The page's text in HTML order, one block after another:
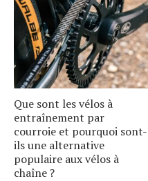
Que sont les vélos à
entraînement par
courroie et pourquoi sont-
ils une alternative
populaire aux vélos à
chaîne ?